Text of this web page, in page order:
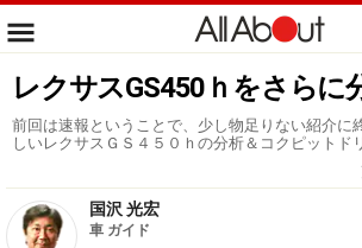
レクサスGS450ｈをさらに
前回は速報ということで、少し物足りない紹介に
しいレクサスＧＳ４５０ｈの分析＆コクピットド
国沢 光宏
車 ガイド